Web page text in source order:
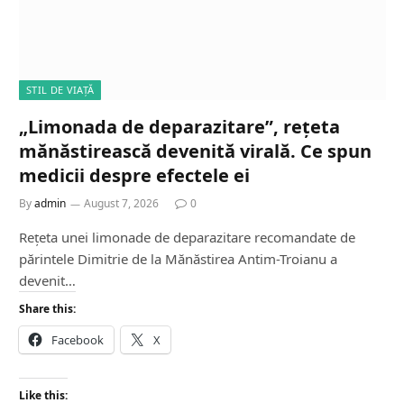
STIL DE VIAȚĂ
„Limonada de deparazitare”, rețeta
mănăstirească devenită virală. Ce spun
medicii despre efectele ei
Byadmin August 7, 2026 0
Rețeta unei limonade de deparazitare recomandate de
părintele Dimitrie de la Mănăstirea Antim-Troianu a
devenit…
Share this:
Facebook X
Like this: